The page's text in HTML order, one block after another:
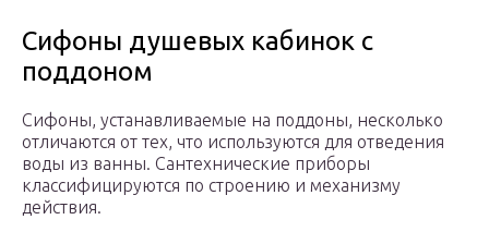
Сифоны душевых кабинок с
поддоном
Сифоны, устанавливаемые на поддоны, несколько
отличаются от тех, что используются для отведения
воды из ванны. Сантехнические приборы
классифицируются по строению и механизму
действия.